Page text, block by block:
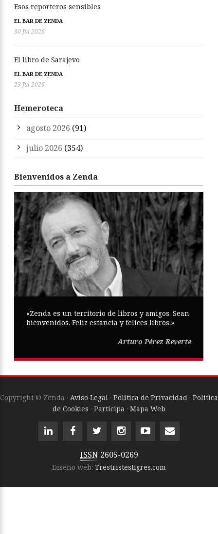
Esos reporteros sensibles
EL BAR DE ZENDA
30 Jul 2026
El libro de Sarajevo
EL BAR DE ZENDA
23 Jul 2026
Hemeroteca
agosto 2026 (91)
julio 2026 (354)
Bienvenidos a Zenda
«Zenda es un territorio de libros y amigos. Sean
bienvenidos. Feliz estancia y felices libros.»
Arturo Pérez-Reverte
Copyright © Zenda · Aviso Legal · Política de Privacidad · Política
de Cookies · Participa · Mapa Web
ISSN 2605-0269
Diseño web: Trestristestigres.com